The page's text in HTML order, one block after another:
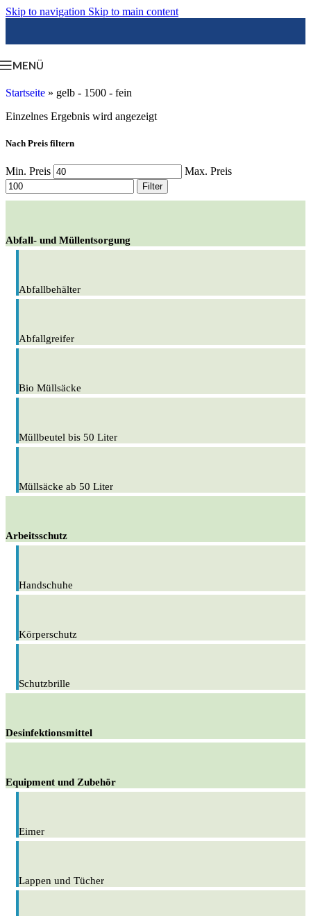
Skip to navigation Skip to main content
MENÜ
Startseite » gelb - 1500 - fein
Einzelnes Ergebnis wird angezeigt
Nach Preis filtern
Min. Preis Max. Preis
Filter
Abfall- und Müllentsorgung
Abfallbehälter
Abfallgreifer
Bio Müllsäcke
Müllbeutel bis 50 Liter
Müllsäcke ab 50 Liter
Arbeitsschutz
Handschuhe
Körperschutz
Schutzbrille
Desinfektionsmittel
Equipment und Zubehör
Eimer
Lappen und Tücher